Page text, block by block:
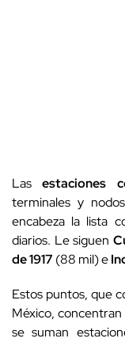
Lasestaciones
terminales y
encabeza la lista
diarios. Le siguen
de 1917 (88 mil) e
Estos puntos, que
México, concentran
se suman